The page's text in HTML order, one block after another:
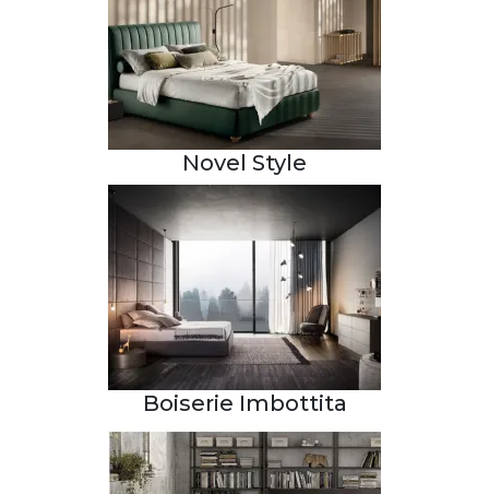
Novel Style
Boiserie Imbottita